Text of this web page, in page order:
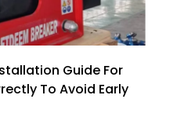
Guide For
To Avoid Early